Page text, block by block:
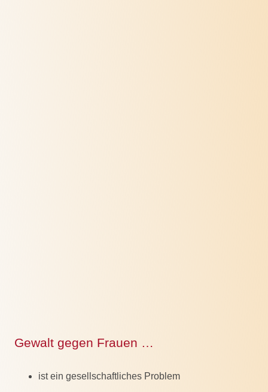
Gewalt gegen Frauen …
ist ein gesellschaftliches Problem